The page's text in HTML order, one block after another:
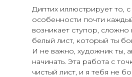
Диптих иллюстрирует то,
особенности почти
возникает ступор,
белый лист, который ты
И не важно, художник ты,
начинать. Эта работа с
чистый лист, и я тебя не